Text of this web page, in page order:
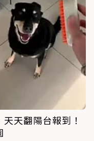
天翻陽台報到！